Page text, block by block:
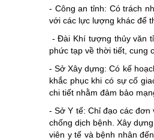
- Công an tỉnh: Có trách
với các lực lượng khác để
- Đài Khí tượng thủy văn
phức tạp về thời tiết, cung
- Sở Xây dựng: Có kế
khắc phục khi có sự cố
chi tiết nhằm đảm bảo
- Sở Y tế: Chỉ đạo các
chống dịch bệnh. Xây
viên y tế và bệnh nhân